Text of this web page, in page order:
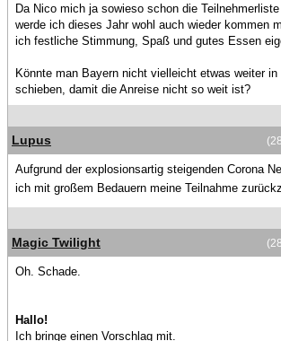
Da Nico mich ja sowieso schon die
werde ich dieses Jahr wohl auch wieder kommen
ich festliche Stimmung, Spaß und gutes Essen
Könnte man Bayern nicht vielleicht etwas weiter in
schieben, damit die Anreise nicht so weit ist?
Lupus
Aufgrund der explosionsartig steigenden Corona
ich mit großem Bedauern meine Teilnahme
Magic Twilight
Oh. Schade.
Hallo!
Ich bringe einen Vorschlag mit.